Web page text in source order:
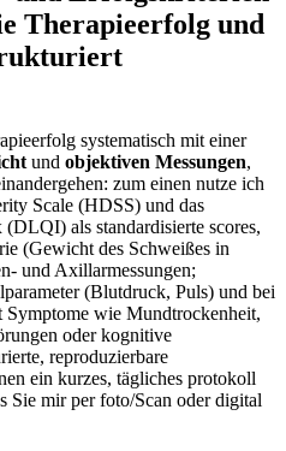
Therapieerfolg und
⁣systematisch mit einer
und objektiven Messungen,
​zum einen nutze ‍ich
Scale (HDSS) und das
als standardisierte​ scores,⁢
(Gewicht‍ des Schweißes in
und Axillarmessungen;
(Blutdruck, Puls) und bei
Symptome ⁤wie Mundtrockenheit,
oder⁣ kognitive
reproduzierbare
ein kurzes, tägliches protokoll⁣
Sie ‌mir per foto/Scan oder digital‌